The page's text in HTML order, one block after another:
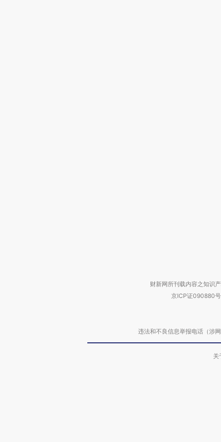
财新网所刊载内容之知识
京ICP证090880号
违法和不良信息举报电话（涉
关